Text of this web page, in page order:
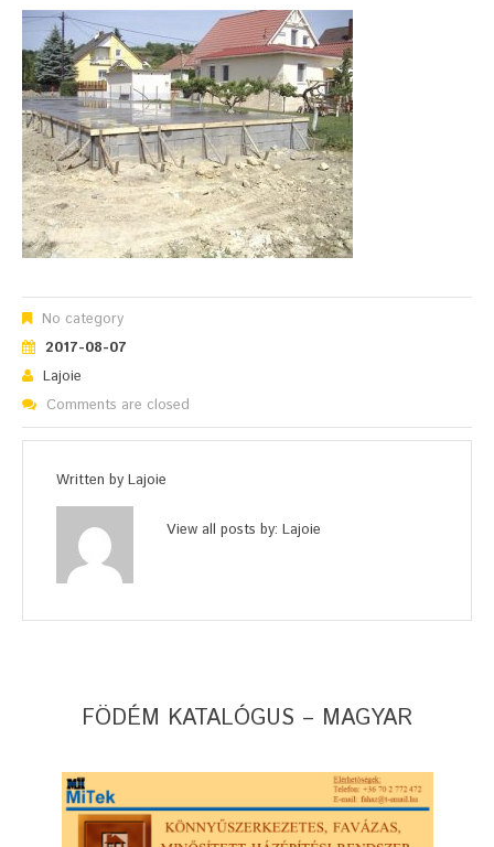
No category
2017-08-07
Lajoie
Comments are closed
Written by Lajoie
View all posts by: Lajoie
FÖDÉM KATALÓGUS – MAGYAR